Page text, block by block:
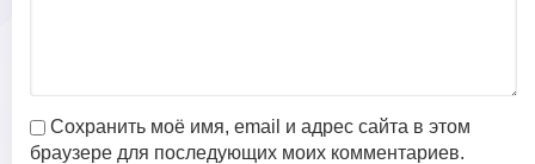
Сохранить моё имя, email и адрес сайта в этом
браузере для последующих моих комментариев.